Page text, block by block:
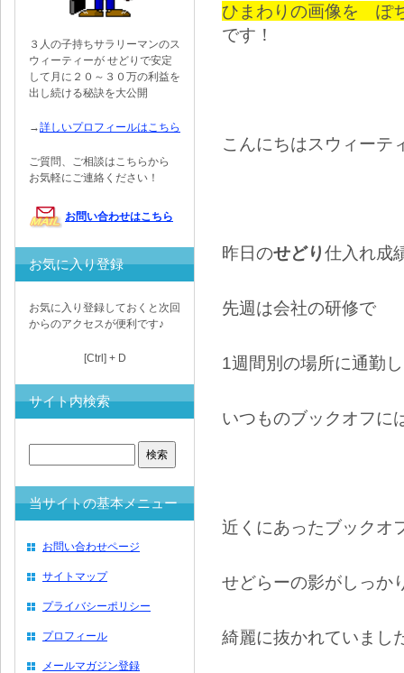
ひまわりの画像を ぽ
です！
こんにちはスウィーテ
昨日のせどり仕入れ
先週は会社の研修で
1週間別の場所に通勤
いつものブックオフに
近くにあったブックオ
せどらーの影がしっか
綺麗に抜かれていまし
３人の子持ちサラリーマンのス
ウィーティーが せどりで安定
して月に２０～３０万の利益を
出し続ける秘訣を大公開
→詳しいプロフィールはこちら
ご質問、ご相談はこちらから
お気軽にご連絡ください！
お問い合わせはこちら
お気に入り登録
お気に入り登録しておくと次回
からのアクセスが便利です♪
[Ctrl] + D
サイト内検索
当サイトの基本メニュー
お問い合わせページ
サイトマップ
プライバシーポリシー
プロフィール
メールマガジン登録